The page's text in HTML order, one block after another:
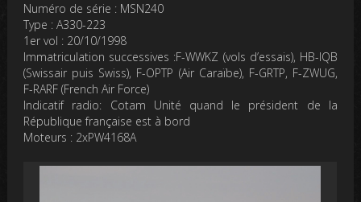
Numéro de série : MSN240
Type : A330-223
1er vol : 20/10/1998
Immatriculation successives :F-WWKZ (vols d’essais), HB-IQB
(Swissair puis Swiss), F-OPTP (Air Caraïbe), F-GRTP, F-ZWUG,
F-RARF (French Air Force)
Indicatif radio: Cotam Unité quand le président de la
République française est à bord
Moteurs : 2xPW4168A